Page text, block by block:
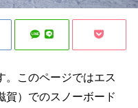
。このページではエス
賀）でのスノーボード